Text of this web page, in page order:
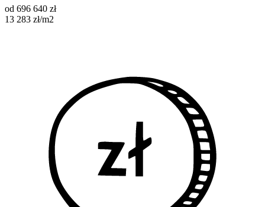
od 696 640 zł
13 283 zł/m2